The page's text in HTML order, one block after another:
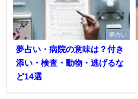
夢占い
夢占い・病院の意味は？付き
添い・検査・動物・逃げるな
ど14選